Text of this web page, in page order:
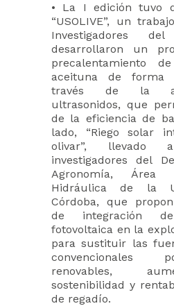
• La I edición tuvo
“USOLIVE”, un
Investigadores
desarrollaron un
precalentamiento
aceituna de forma
través de la
ultrasonidos, que
de la eficiencia de
lado, “Riego solar
olivar”,
investigadores del
Agronomía, Área
Hidráulica de la
Córdoba, que
de integración
fotovoltaica en la
para sustituir las
convencionales
renovables,
sostenibilidad y
de regadío.